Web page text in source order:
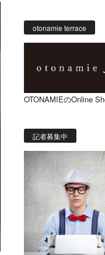
otonamie terrace
OTONAMIEのOnline
記者募集中